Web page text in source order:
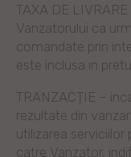
TAXA DE
Vanzatorului ca
comandate prin
este inclusa in
TRANZACȚIE –
rezultate din
utilizarea
catre Vanzator,